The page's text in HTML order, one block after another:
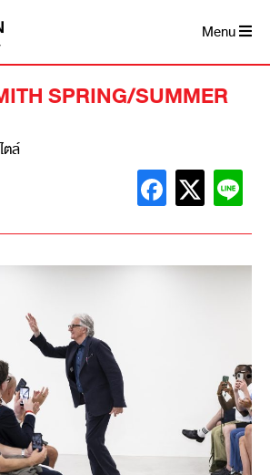
Menu
SPRING/SUMMER
ตล์